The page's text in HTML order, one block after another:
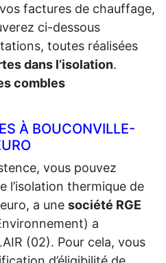
factures de chauffage,
ci-dessous
toutes réalisées
dans l’isolation.
combles
À BOUCONVILLE-
vous pouvez
l’isolation thermique de
a une société RGE
a
(02). Pour cela, vous